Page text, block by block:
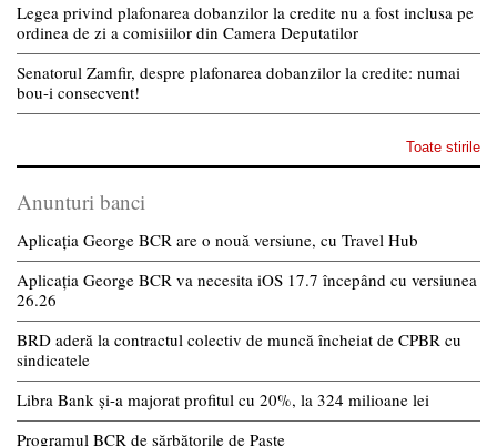
Legea privind plafonarea dobanzilor la credite nu a fost inclusa pe
ordinea de zi a comisiilor din Camera Deputatilor
Senatorul Zamfir, despre plafonarea dobanzilor la credite: numai
bou-i consecvent!
Toate stirile
Anunturi banci
Aplicația George BCR are o nouă versiune, cu Travel Hub
Aplicația George BCR va necesita iOS 17.7 începând cu versiunea
26.26
BRD aderă la contractul colectiv de muncă încheiat de CPBR cu
sindicatele
Libra Bank și-a majorat profitul cu 20%, la 324 milioane lei
Programul BCR de sărbătorile de Paște